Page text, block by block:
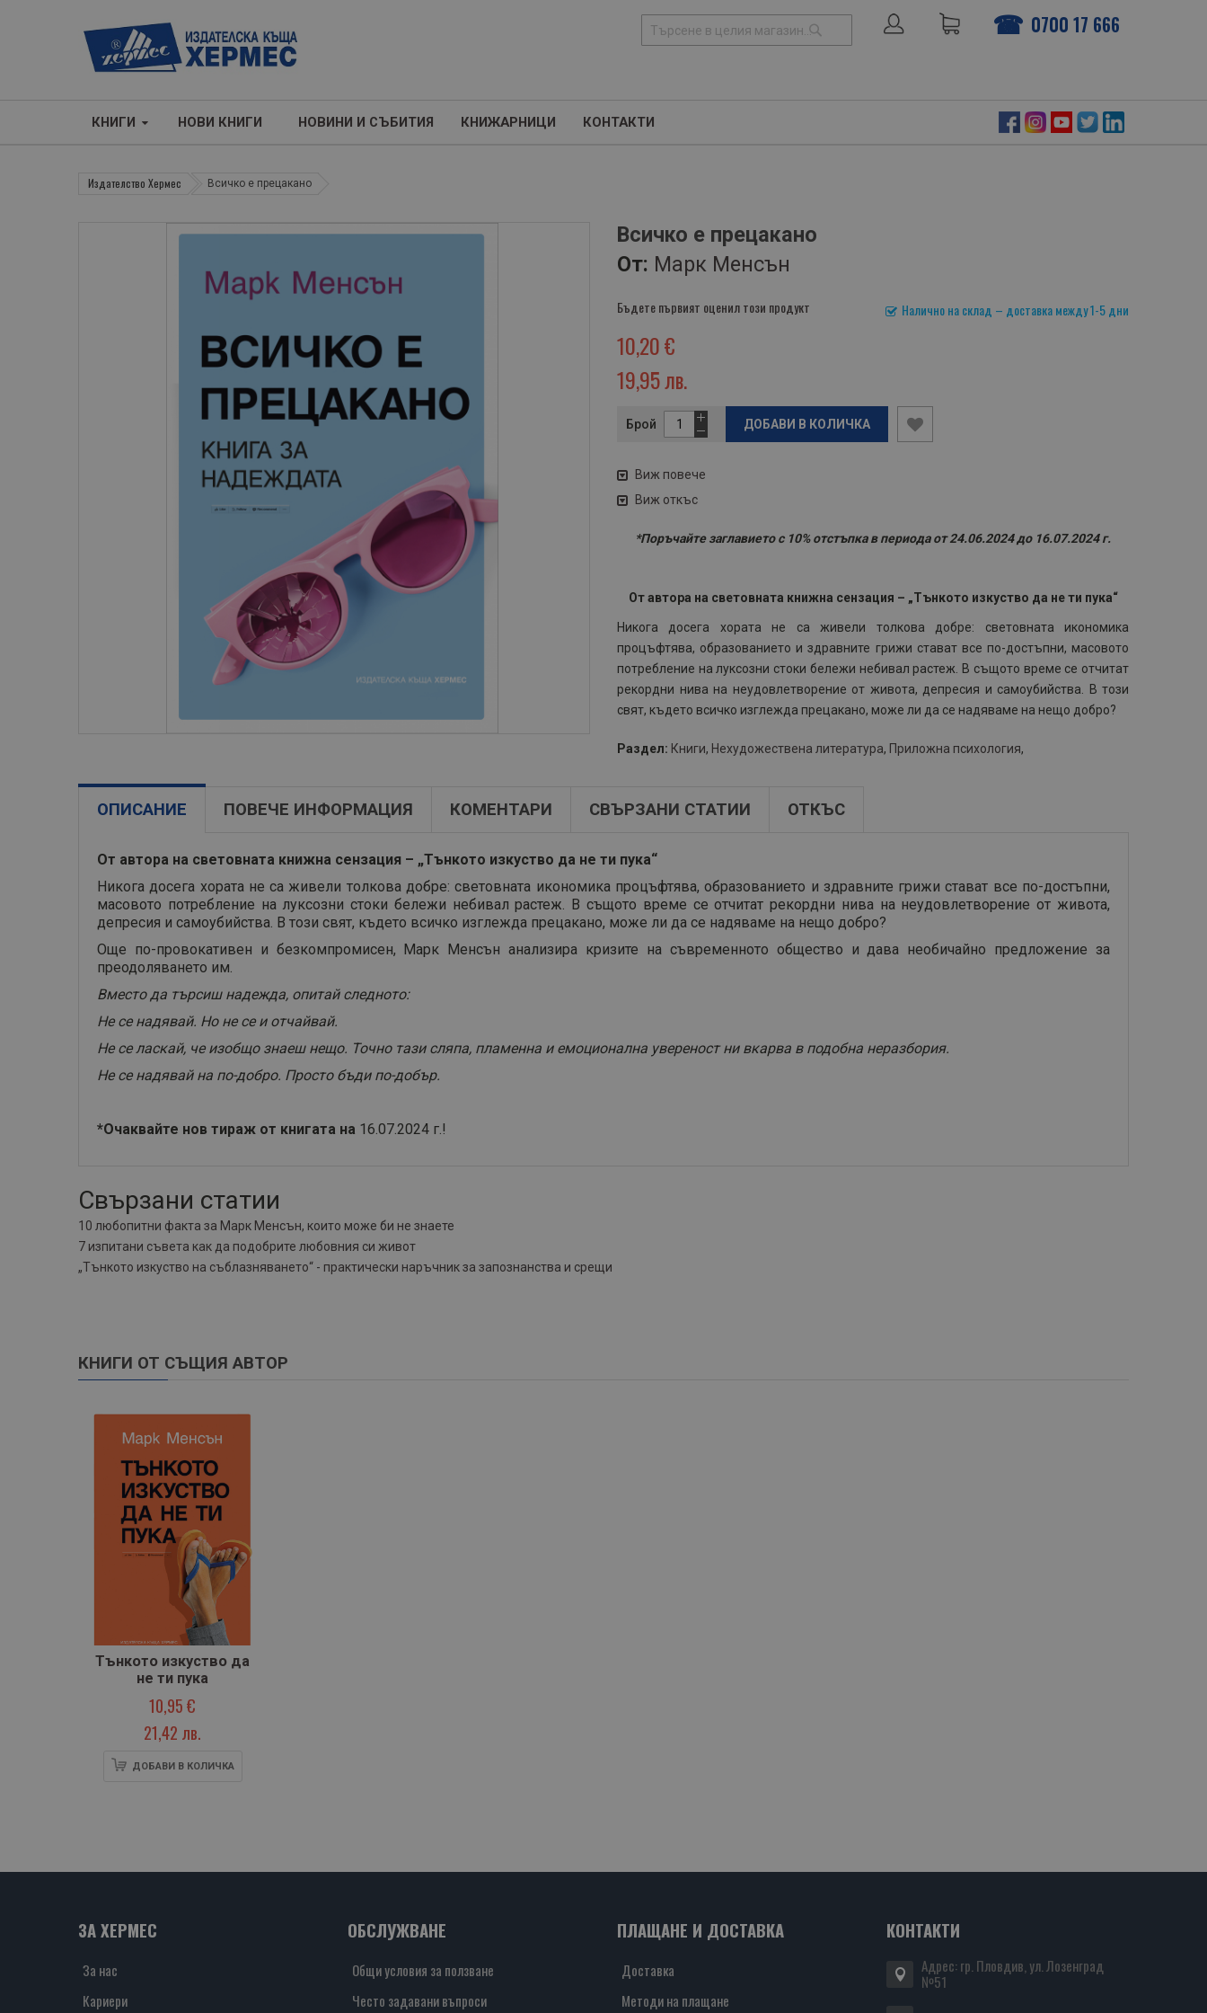
0700 17 666
с
КНИГИ НОВИ КНИГИ НОВИНИ И СЪБИТИЯ КНИЖАРНИЦИ КОНТАКТИ
Издателство Хермес Всичко е прецакано
Всичко е прецакано
От: Марк Менсън
Налично на склад – доставка между 1-5 дни
Бъдете първият оценил този продукт
10,20 €
19,95 лв.
Брой ДОБАВИ В КОЛИЧКА
Виж повече
Виж откъс
*Поръчайте заглавието с 10% отстъпка в периода от 24.06.2024 до 16.07.2024 г.
От автора на световната книжна сензация – „Тънкото изкуство да не ти пука“
Никога досега хората не са живели толкова добре: световната икономика
процъфтява, образованието и здравните грижи стават все по-достъпни, масовото
потребление на луксозни стоки бележи небивал растеж. В същото време се отчитат
рекордни нива на неудовлетворение от живота, депресия и самоубийства. В този
свят, където всичко изглежда прецакано, може ли да се надяваме на нещо добро?
Раздел: Книги, Нехудожествена литература, Приложна психология,
ОПИСАНИЕ ПОВЕЧЕ ИНФОРМАЦИЯ КОМЕНТАРИ СВЪРЗАНИ СТАТИИ ОТКЪС
От автора на световната книжна сензация – „Тънкото изкуство да не ти пука“
Никога досега хората не са живели толкова добре: световната икономика процъфтява, образованието и здравните грижи стават все по-достъпни,
масовото потребление на луксозни стоки бележи небивал растеж. В същото време се отчитат рекордни нива на неудовлетворение от живота,
депресия и самоубийства. В този свят, където всичко изглежда прецакано, може ли да се надяваме на нещо добро?
Още по-провокативен и безкомпромисен, Марк Менсън анализира кризите на съвременното общество и дава необичайно предложение за
преодоляването им.
Вместо да търсиш надежда, опитай следното:
Не се надявай. Но не се и отчайвай.
Не се ласкай, че изобщо знаеш нещо. Точно тази сляпа, пламенна и емоционална увереност ни вкарва в подобна неразбория.
Не се надявай на по-добро. Просто бъди по-добър.
*Очаквайте нов тираж от книгата на 16.07.2024 г.!
Свързани статии
10 любопитни факта за Марк Менсън, които може би не знаете
7 изпитани съвета как да подобрите любовния си живот
„Тънкото изкуство на съблазняването“ - практически наръчник за запознанства и срещи
КНИГИ ОТ СЪЩИЯ АВТОР
Тънкото изкуство да
не ти пука
10,95 €
21,42 лв.
ДОБАВИ В КОЛИЧКА
ЗА ХЕРМЕС
За нас
Кариери
ОБСЛУЖВАНЕ
Общи условия за ползване
Често задавани въпроси
ПЛАЩАНЕ И ДОСТАВКА
Доставка
Методи на плащане
КОНТАКТИ
Адрес: гр. Пловдив, ул. Лозенград
№51